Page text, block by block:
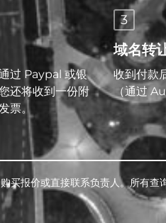
过 Paypal 或银
还将收到一份附
票。
3
域名转
收到付款
（通过
买报价或直接联系负责人。所有查